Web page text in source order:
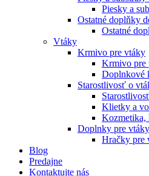
Piesky a
Ostatné doplňky
Ostatné
Vtáky
Krmivo pre vtáky
Krmivo pre
Doplnkové
Starostlivosť o
Klietky a
Kozmetika,
Doplnky pre vtáky
Hračky pre
Blog
Predajne
Kontaktujte nás